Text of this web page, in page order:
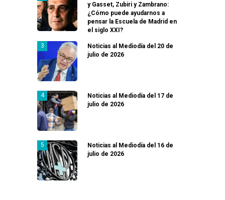
y Gasset, Zubiri y Zambrano:
¿Cómo puede ayudarnos a
pensar la Escuela de Madrid en
el siglo XXI?
Noticias al Mediodía del 20 de
julio de 2026
Noticias al Mediodía del 17 de
julio de 2026
Noticias al Mediodía del 16 de
julio de 2026